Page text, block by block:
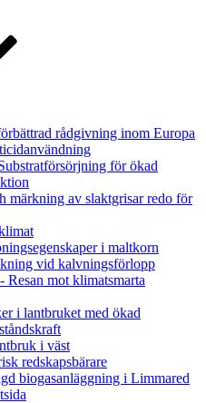
rådgivning inom Europa
för ökad
märkning av slaktgrisar redo för
i maltkorn
vid kalvningsförlopp
Resan mot klimatsmarta
i lantbruket med ökad
i väst
redskapsbärare
biogasanläggning i Limmared